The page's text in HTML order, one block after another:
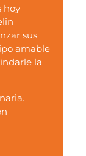
hoy
sus
amable
la